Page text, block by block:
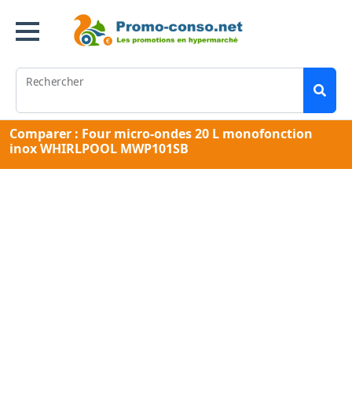
Rechercher
Comparer : Four micro-ondes 20 L monofonction
inox WHIRLPOOL MWP101SB